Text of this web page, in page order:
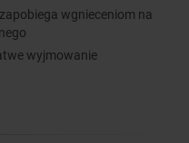
wgnieceniom na
wyjmowanie